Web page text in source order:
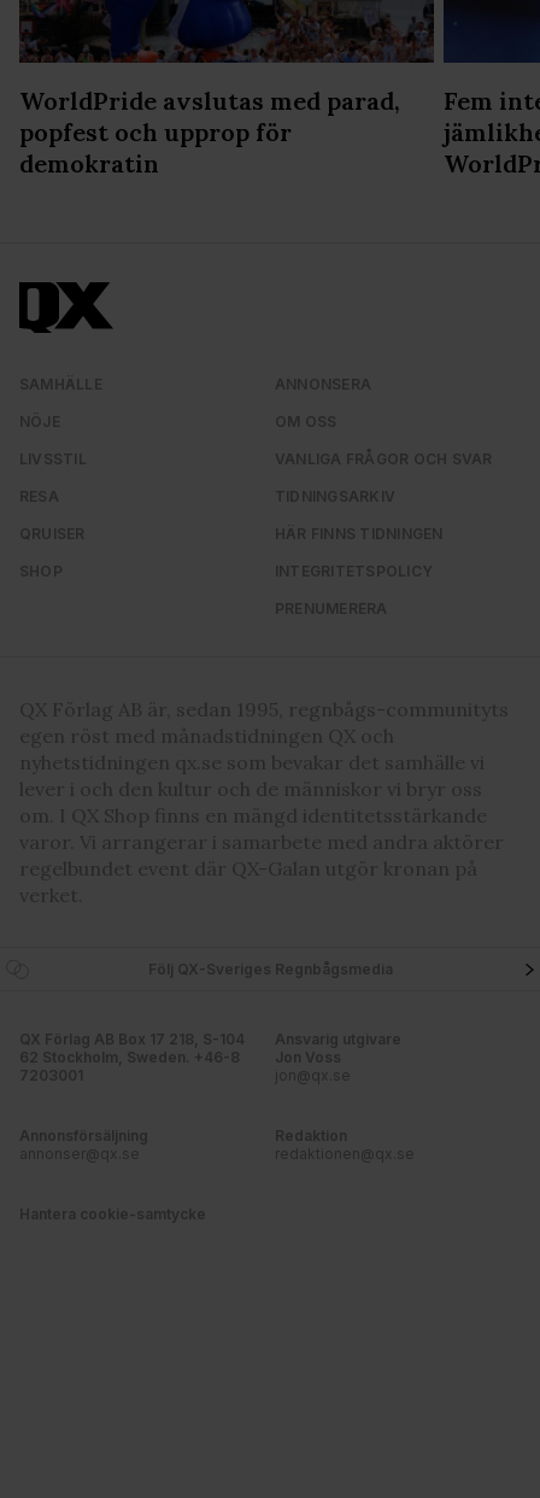
WorldPride avslutas med parad,
popfest och upprop för
demokratin
Fem
SAMHÄLLE
NÖJE
LIVSSTIL
RESA
QRUISER
SHOP
ANNONSERA
OM OSS
VANLIGA FRÅGOR OCH SVAR
TIDNINGSARKIV
HÄR FINNS TIDNINGEN
INTEGRITETSPOLICY
PRENUMERERA
QX Förlag AB är, sedan 1995, regnbågs-communityts
egen röst med månadstidningen QX och
nyhetstidningen qx.se som bevakar det samhälle vi
lever i och den kultur och de människor vi bryr oss
om. I QX Shop finns en mängd identitetsstärkande
varor. Vi arrangerar i samarbete med andra aktörer
regelbundet event där QX-Galan utgör kronan på
verket.
Följ QX-Sveriges Regnbågsmedia
QX Förlag AB Box 17 218, S-104
62 Stockholm, Sweden. +46-8
7203001
Ansvarig utgivare
Jon Voss
jon@qx.se
Annonsförsäljning
annonser@qx.se
Redaktion
redaktionen@qx.se
Hantera cookie-samtycke